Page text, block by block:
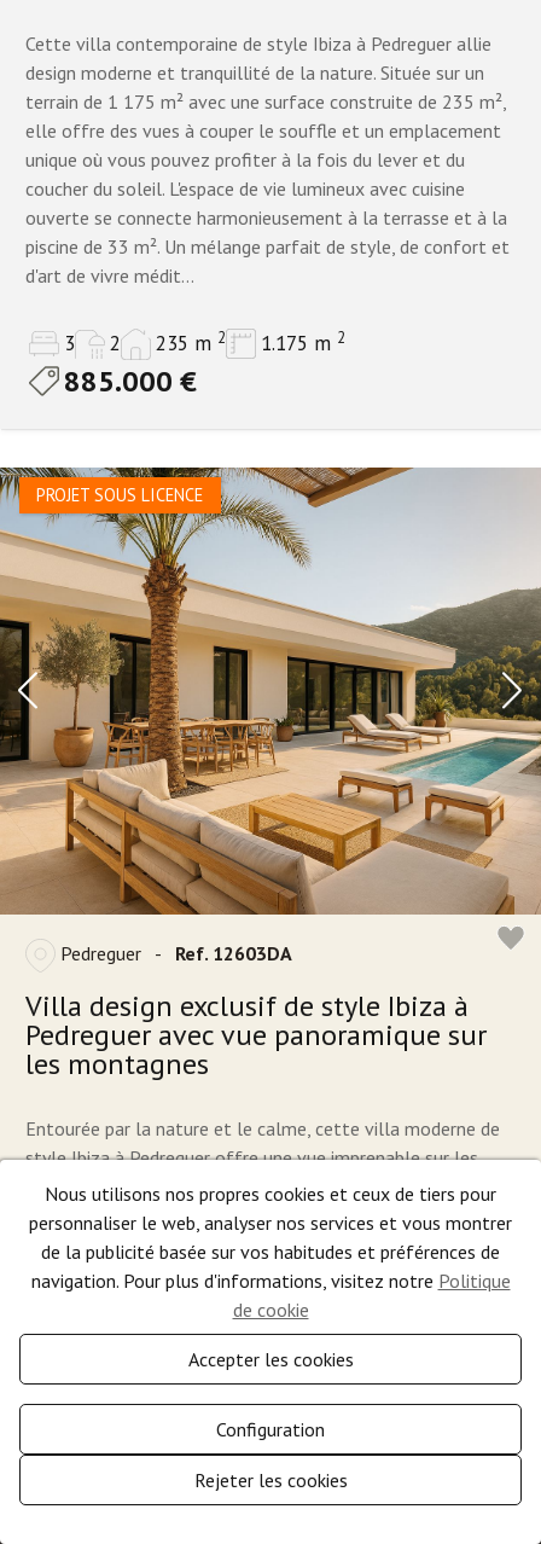
Plus
Cette villa contemporaine de style Ibiza à Pedreguer allie
design moderne et tranquillité de la nature. Située sur un
terrain de 1 175 m² avec une surface construite de 235 m²,
elle offre des vues à couper le souffle et un emplacement
unique où vous pouvez profiter à la fois du lever et du
coucher du soleil. L'espace de vie lumineux avec cuisine
ouverte se connecte harmonieusement à la terrasse et à la
piscine de 33 m². Un mélange parfait de style, de confort et
d'art de vivre médit...
3 2 235 m 2 1.175 m 2
885.000 €
PROJET SOUS LICENCE
Pedreguer - Ref. 12603DA
Villa design exclusif de style Ibiza à
Pedreguer avec vue panoramique sur
les montagnes
Entourée par la nature et le calme, cette villa moderne de
style Ibiza à Pedreguer offre une vue imprenable sur les
montagnes et la vallée. Sur un terrain de 800 m², la
propriété dispose de 200 m² de surface habitable, trois
chambres, deux salles de bain et un espace de vie ouvert
avec cuisine moderne. De grandes baies vitrées créent de la
lumière et de l'espace, tandis que la vaste terrasse avec
piscine de 30 m² invite à la détente. La chambre principale
dispose d'une salle de bain...
2 1.150 m
764.000 €
Nous utilisons nos propres cookies et ceux de tiers pour
personnaliser le web, analyser nos services et vous montrer
de la publicité basée sur vos habitudes et préférences de
navigation. Pour plus d'informations, visitez notre Politique
de cookie
Accepter les cookies
Configuration
Rejeter les cookies